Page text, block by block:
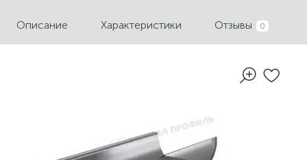
Описание Характеристики Отзывы 0
КонтактыАренда инструмента